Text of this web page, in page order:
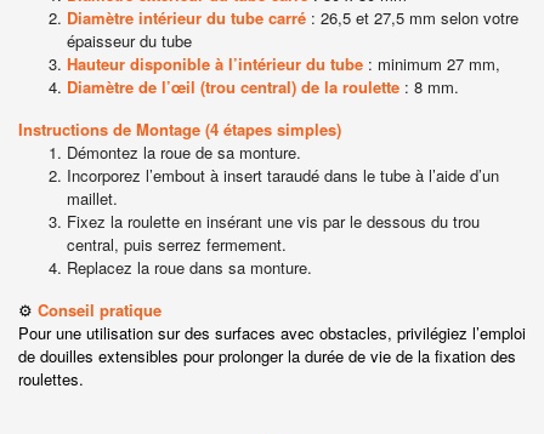
Diamètre intérieur du tube carré : 26,5 et 27,5 mm selon votre
épaisseur du tube
Hauteur disponible à l’intérieur du tube : minimum 27 mm,
Diamètre de l’œil (trou central) de la roulette : 8 mm.
Instructions de Montage (4 étapes simples)
Démontez la roue de sa monture.
Incorporez l’embout à insert taraudé dans le tube à l’aide d’un
maillet.
Fixez la roulette en insérant une vis par le dessous du trou
central, puis serrez fermement.
Replacez la roue dans sa monture.
⚙️ Conseil pratique
Pour une utilisation sur des surfaces avec obstacles, privilégiez l’emploi
de douilles extensibles pour prolonger la durée de vie de la fixation des
roulettes.